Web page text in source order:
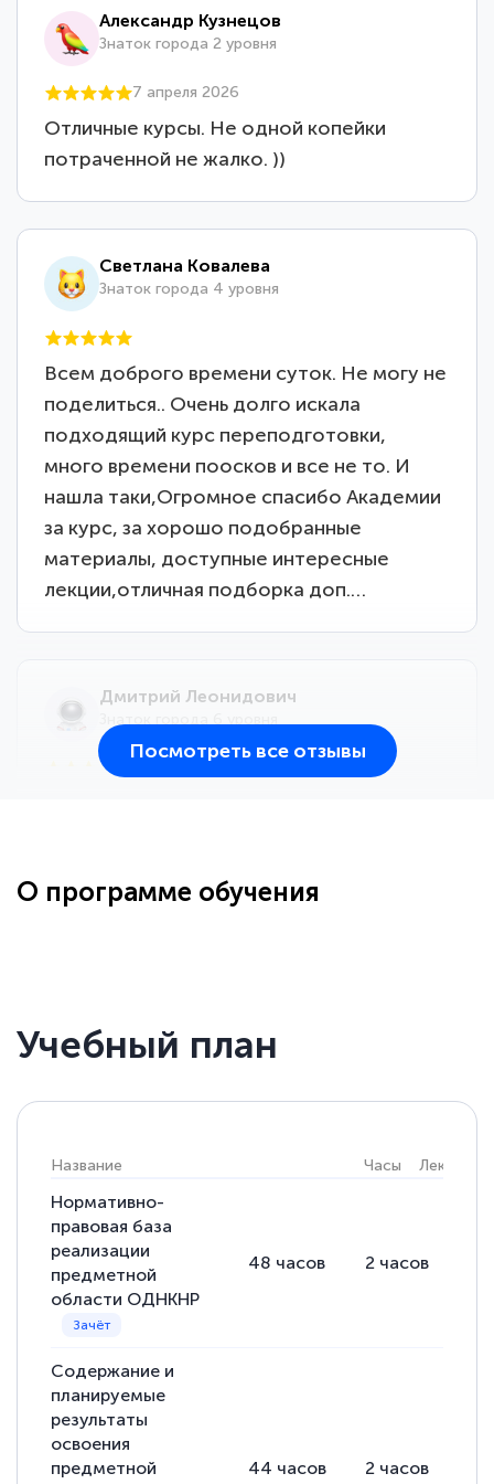
Александр Кузнецов
Знаток города 2 уровня
7 апреля 2026
Отличные курсы. Не одной копейки
потраченной не жалко. ))
Светлана Ковалева
Знаток города 4 уровня
Всем доброго времени суток. Не могу не
поделиться.. Очень долго искала
подходящий курс переподготовки,
много времени поосков и все не то. И
нашла таки,Огромное спасибо Академии
за курс, за хорошо подобранные
материалы, доступные интересные
лекции,отличная подборка доп.…
Дмитрий Леонидович
большое количество методических
Выражаю благодарность за курс
повышения квалификации "Эксперт ЕГЭ по
русскому языку и литературе". Много
полезных материалов помогли
подготовиться к тестированию. Это
книги, методические рекомендации,
достаточно. Курс помогает пройти
аттестацию в школе. Спасибо!
Посмотреть все отзывы
О программе обучения
Учебный план
Название Часы Лекции
Нормативно-
правовая база
реализации
предметной
области ОДНКНР
48 часов 2 часов
Содержание и
планируемые
результаты
освоения
предметной
44 часов 2 часов